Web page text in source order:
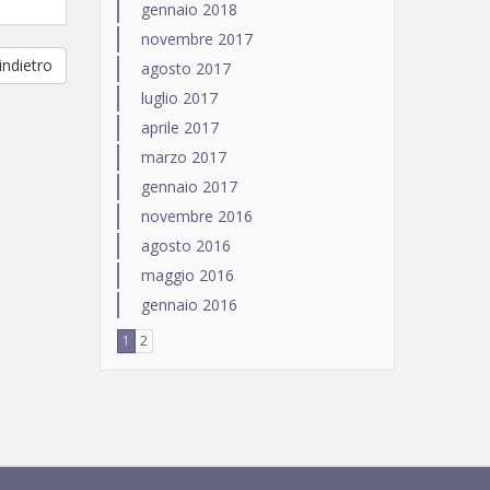
gennaio 2018
novembre 2017
agosto 2017
luglio 2017
aprile 2017
marzo 2017
gennaio 2017
novembre 2016
agosto 2016
maggio 2016
gennaio 2016
1 2